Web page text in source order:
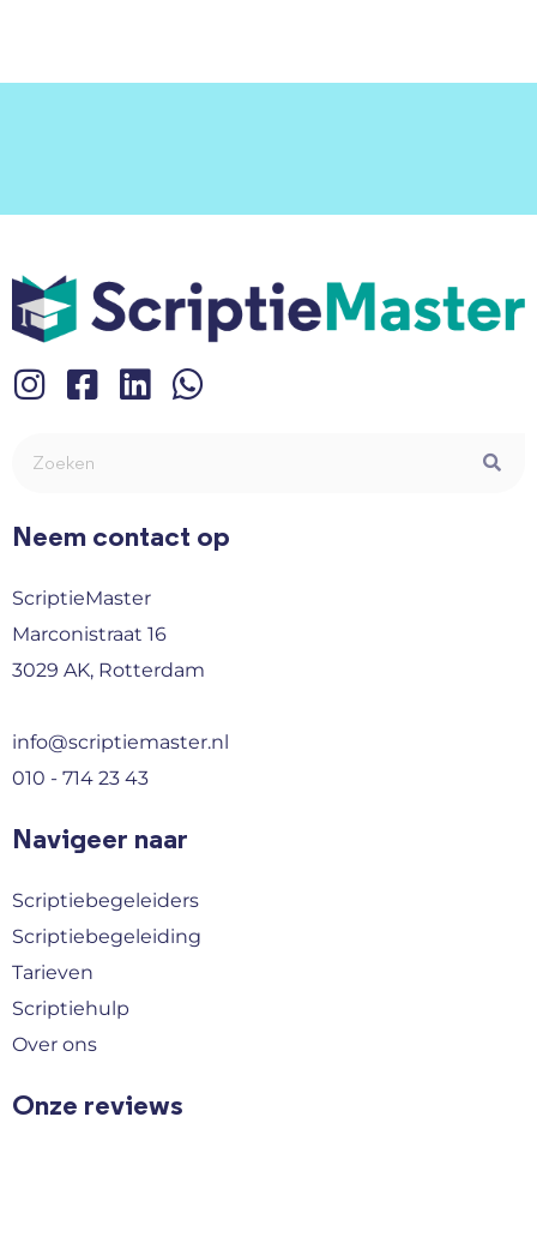
Neem contact op
ScriptieMaster
Marconistraat 16
3029 AK, Rotterdam
info@scriptiemaster.nl
010 - 714 23 43
Navigeer naar
Scriptiebegeleiders
Scriptiebegeleiding
Tarieven
Scriptiehulp
Over ons
Onze reviews